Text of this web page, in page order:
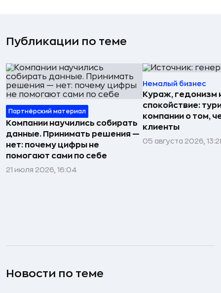
Публикации по теме
Партнёрский материал
Компании научились собирать
данные. Принимать решения —
нет: почему цифры не
помогают сами по себе
21 июля 2026, 16:04
Немалый бизнес
Кураж, гедонизм
спокойствие:
компании о том,
клиенты
05 августа 2026,
Новости по теме